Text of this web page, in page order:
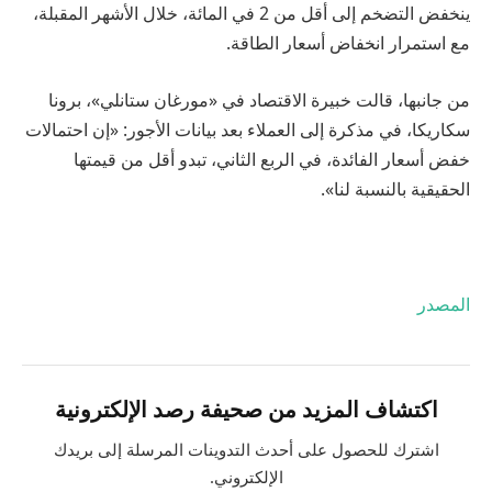
ينخفض ​​التضخم إلى أقل من 2 في المائة، خلال الأشهر المقبلة،
مع استمرار انخفاض أسعار الطاقة.
من جانبها، قالت خبيرة الاقتصاد في «مورغان ستانلي»، برونا
سكاريكا، في مذكرة إلى العملاء بعد بيانات الأجور: «إن احتمالات
خفض أسعار الفائدة، في الربع الثاني، تبدو أقل من قيمتها
الحقيقية بالنسبة لنا».
المصدر
اكتشاف المزيد من صحيفة رصد الإلكترونية
اشترك للحصول على أحدث التدوينات المرسلة إلى بريدك
الإلكتروني.